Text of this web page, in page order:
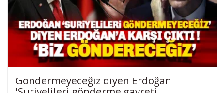
Göndermeyeceğiz diyen Erdoğan